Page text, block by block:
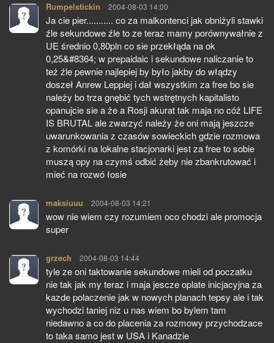
Rumpelstickin pisze:
2004-08-03 14:00
Ja cie pier........... co za malkontenci jak obniżyli stawki
źle sekundowe źle to ze teraz mamy porównywałnie z
UE średnio 0,80pln co sie przekłąda na ok
0,25&#8364; w prepaidaic i sekundowe naliczanie to
też źle pewnie najlepiej by było jakby do włądzy
doszeł Anrew Leppiej i dał wszystkim za free bo sie
należy bo trza gnębić tych wstrętnych kapitalisto
opanujcie sie a że a Rosji akurat tak maja no cóż LIFE
IS BRUTAL ale zwarzyć należy że oni mają jeszcze
uwarunkowania z czasów sowieckich gdzie rozmowa
z komórki na lokalne stacjonarki jest za free to sobie
muszą opy na czymś odbić żeby nie zbankrutować i
mieć na rozwó łosie
maksiuuu pisze:
2004-08-03 14:21
wow nie wiem czy rozumiem oco chodzi ale promocja
super
grzech pisze:
2004-08-03 14:44
tyle ze oni taktowanie sekundowe mieli od poczatku
nie tak jak my teraz i maja jescze oplate inicjacyjna za
kazde polaczenie jak w nowych planach tepsy ale i tak
wychodzi taniej niz u nas wiem bo bylem tam
niedawno a co do placenia za rozmowy przychodzace
to taka samo jest w USA i Kanadzie